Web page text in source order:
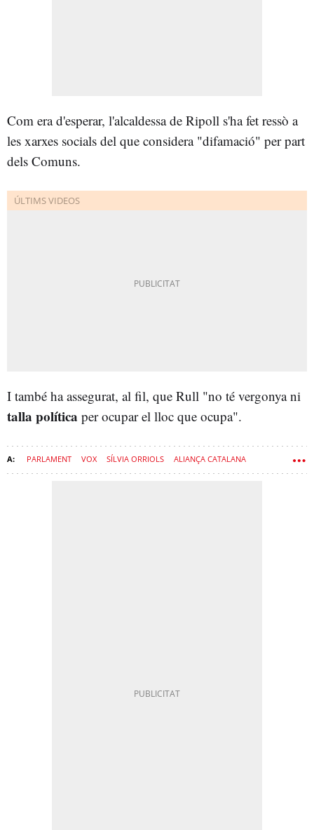
Com era d'esperar, l'alcaldessa de Ripoll s'ha fet ressò a
les xarxes socials del que considera "difamació" per part
dels Comuns.
I també ha assegurat, al fil, que Rull "no té vergonya ni
talla política per ocupar el lloc que ocupa".
PARLAMENT VOX SÍLVIA ORRIOLS ALIANÇA CATALANA